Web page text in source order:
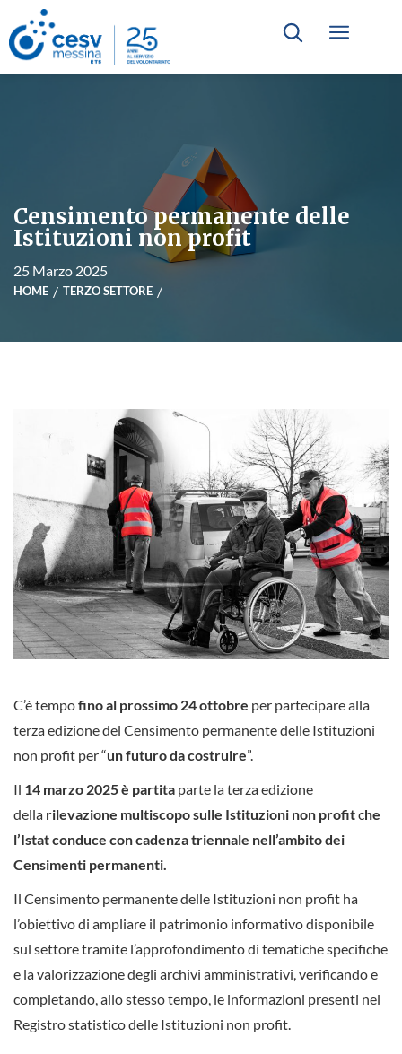
Censimento permanente delle
Istituzioni non profit
25 Marzo 2025
HOME TERZO SETTORE
C’è tempofino al prossimo 24 ottobre per partecipare alla
terza edizione del Censimento permanente delle Istituzioni
non profit per “un futuro da costruire”.
Il 14 marzo 2025 è partita parte la terza edizione
della rilevazione multiscopo sulle Istituzioni non profitche
l’Istat conduce con cadenza triennale nell’ambito dei
Censimenti permanenti.
Il Censimento permanente delle Istituzioni non profit ha
l’obiettivo di ampliare il patrimonio informativo disponibile
sul settore tramite l’approfondimento di tematiche specifiche
e la valorizzazione degli archivi amministrativi, verificando e
completando, allo stesso tempo, le informazioni presenti nel
Registro statistico delle Istituzioni non profit.